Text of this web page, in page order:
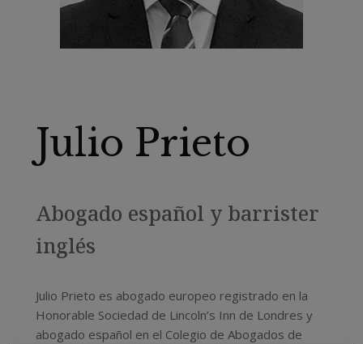
Julio Prieto
Abogado español y barrister
inglés
Julio Prieto es abogado europeo registrado en la
Honorable Sociedad de Lincoln’s Inn de Londres y
abogado español en el Colegio de Abogados de